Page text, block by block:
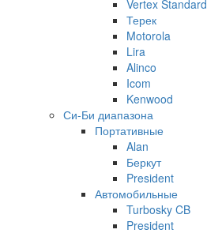
Vertex Standard
Терек
Motorola
Lira
Alinco
Icom
Kenwood
Си-Би диапазона
Портативные
Alan
Беркут
President
Автомобильные
Turbosky CB
President